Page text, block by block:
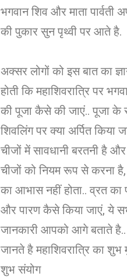
भगवान शिव और माता पार्वती
की पुकार सुन पृथ्वी पर आते है.
अक्सर लोगों को इस बात का
होती कि महाशिवरात्रि पर
की पूजा कैसे की जाएं.. पूजा के
शिवलिंग पर क्या अर्पित किया
चीजों में सावधानी बरतनी है
चीजों को नियम रूप से करना
का आभास नहीं होता.. व्रत का
और पारण कैसे किया जाएं, ये
जानकारी आपको आगे बताते
जानते है महाशिवरात्रि का शुभ
शुभ संयोग